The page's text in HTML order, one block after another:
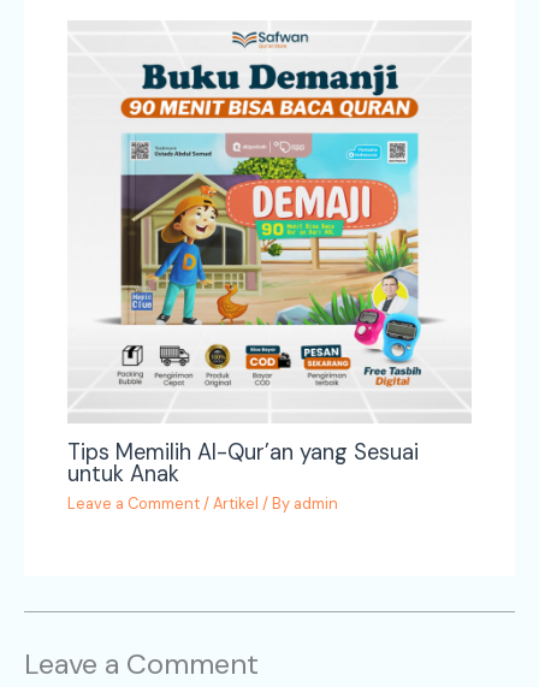
Tips Memilih Al-Qur’an yang Sesuai
untuk Anak
Leave a Comment /Artikel / By admin
Leave a Comment